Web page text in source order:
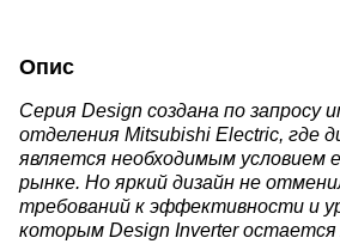
Опис
Серия Design создана по запросу
отделения Mitsubishi Electric, где
является необходимым условием
рынке. Но яркий дизайн не
требований к эффективности и
которым Design Inverter остается